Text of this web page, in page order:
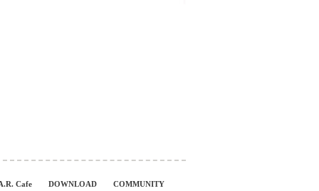
Cafe DOWNLOAD COMMUNITY